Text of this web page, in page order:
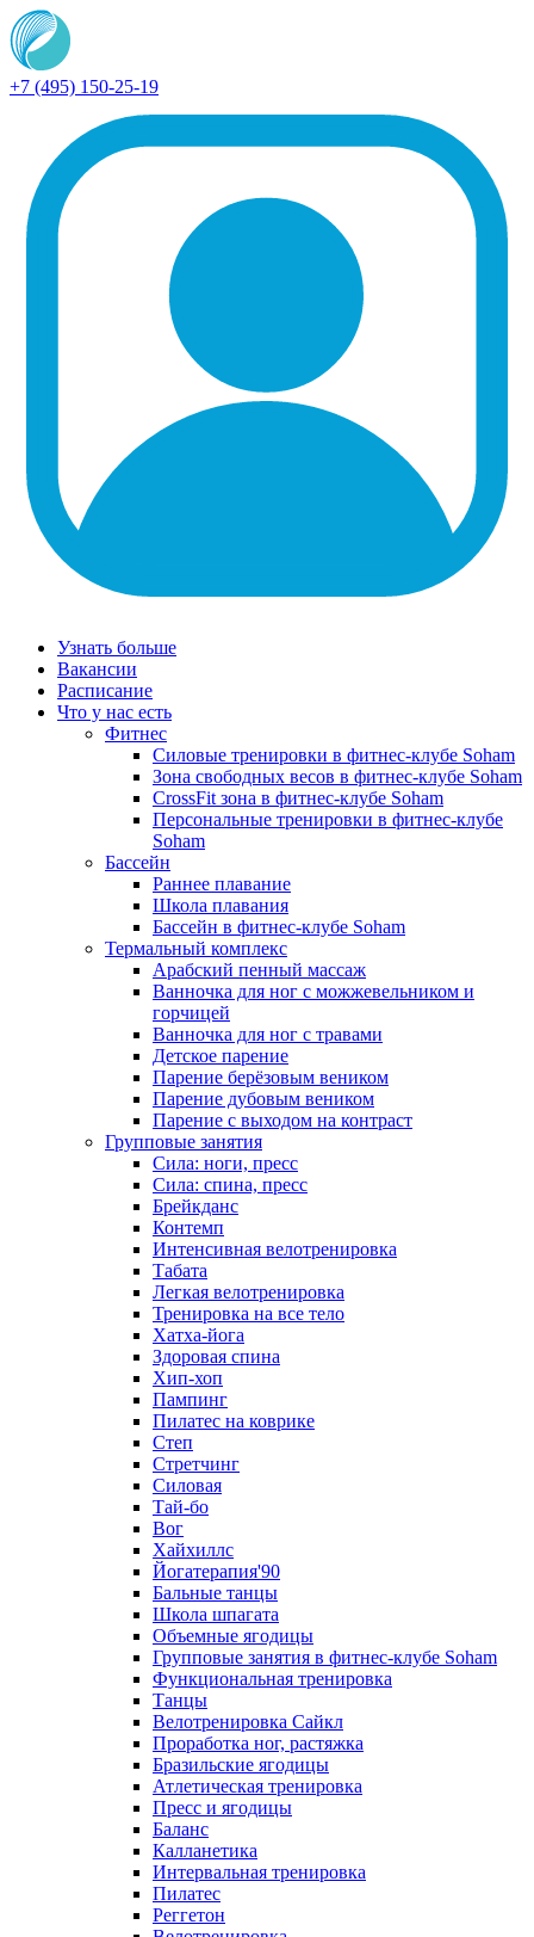
+7 (495) 150-25-19
Узнать больше
Вакансии
Расписание
Что у нас есть
Фитнес
Силовые тренировки в фитнес-клубе Soham
Зона свободных весов в фитнес-клубе Soham
CrossFit зона в фитнес-клубе Soham
Персональные тренировки в фитнес-клубе
Soham
Бассейн
Раннее плавание
Школа плавания
Бассейн в фитнес-клубе Soham
Термальный комплекс
Арабский пенный массаж
Ванночка для ног с можжевельником и
горчицей
Ванночка для ног с травами
Детское парение
Парение берёзовым веником
Парение дубовым веником
Парение с выходом на контраст
Групповые занятия
Сила: ноги, пресс
Сила: спина, пресс
Брейкданс
Контемп
Интенсивная велотренировка
Табата
Легкая велотренировка
Тренировка на все тело
Хатха-йога
Здоровая спина
Хип-хоп
Пампинг
Пилатес на коврике
Степ
Стретчинг
Силовая
Тай-бо
Вог
Хайхиллс
Йогатерапия'90
Бальные танцы
Школа шпагата
Объемные ягодицы
Групповые занятия в фитнес-клубе Soham
Функциональная тренировка
Танцы
Велотренировка Сайкл
Проработка ног, растяжка
Бразильские ягодицы
Атлетическая тренировка
Пресс и ягодицы
Баланс
Калланетика
Интервальная тренировка
Пилатес
Реггетон